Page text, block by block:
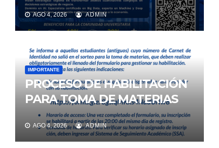
AGO 4, 2026 ADMIN
IMPORTANTE
PROCESO DE HABILITACIÓN
PARA TOMA DE MATERIAS
AGO 4, 2026 ADMIN